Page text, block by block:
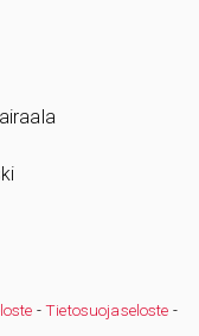
-Tietosuojaseloste -